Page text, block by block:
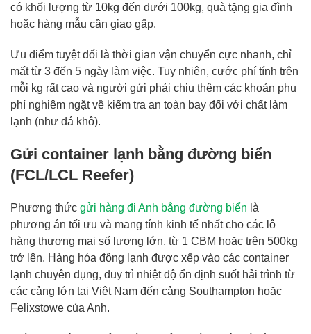
có khối lượng từ 10kg đến dưới 100kg, quà tặng gia đình
hoặc hàng mẫu cần giao gấp.
Ưu điểm tuyệt đối là thời gian vận chuyển cực nhanh, chỉ
mất từ 3 đến 5 ngày làm việc. Tuy nhiên, cước phí tính trên
mỗi kg rất cao và người gửi phải chịu thêm các khoản phụ
phí nghiêm ngặt về kiểm tra an toàn bay đối với chất làm
lạnh (như đá khô).
Gửi container lạnh bằng đường biển
(FCL/LCL Reefer)
Phương thức gửi hàng đi Anh bằng đường biển là
phương án tối ưu và mang tính kinh tế nhất cho các lô
hàng thương mại số lượng lớn, từ 1 CBM hoặc trên 500kg
trở lên. Hàng hóa đông lạnh được xếp vào các container
lạnh chuyên dụng, duy trì nhiệt độ ổn định suốt hải trình từ
các cảng lớn tại Việt Nam đến cảng Southampton hoặc
Felixstowe của Anh.